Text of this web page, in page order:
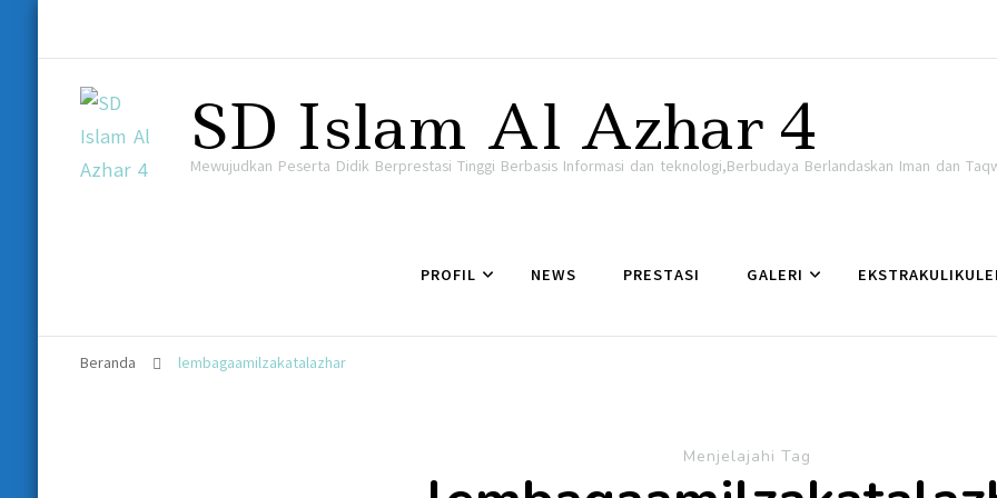
SD Islam Al Azhar 4
Mewujudkan Peserta Didik Berprestasi Tinggi Berbasis Informasi dan teknologi,Berbudaya Berlandaskan Iman dan
PROFIL NEWS PRESTASI GALERI
Beranda lembagaamilzakatalazhar
Menjelajahi Tag